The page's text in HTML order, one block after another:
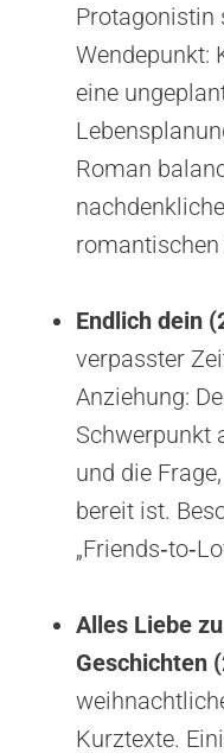
Protagonistin
Wendepunkt:
eine
Roman
Endlich dein
verpasster
Anziehung:
Schwerpunkt
und die
bereit ist.
Alles Liebe
Geschichten
Kurztexte.